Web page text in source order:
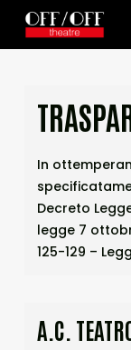
main
In
Decreto
legge 7
125-129 –
A.C.